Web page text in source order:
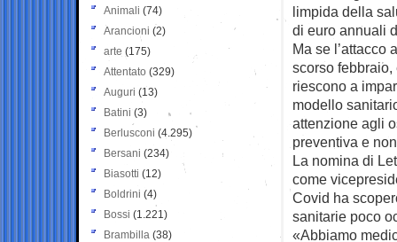
limpida della
di euro annuali
Ma se l’attacco
scorso
riescono a
modello
attenzione agli
preventiva e
La nomina di
come
Covid ha
sanitarie poco
«Abbiamo
Animali (74)
Arancioni (2)
arte (175)
Attentato (329)
Auguri (13)
Batini (3)
Berlusconi (4.295)
Bersani (234)
Biasotti (12)
Boldrini (4)
Bossi (1.221)
Brambilla (38)